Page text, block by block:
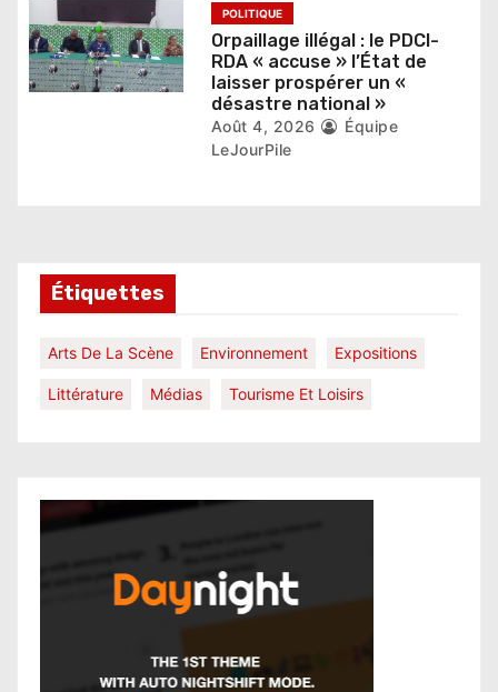
POLITIQUE
Orpaillage illégal : le PDCI-
RDA « accuse » l’État de
laisser prospérer un «
désastre national »
Août 4, 2026
Équipe
LeJourPile
Étiquettes
Arts De La Scène Environnement Expositions
Littérature Médias Tourisme Et Loisirs